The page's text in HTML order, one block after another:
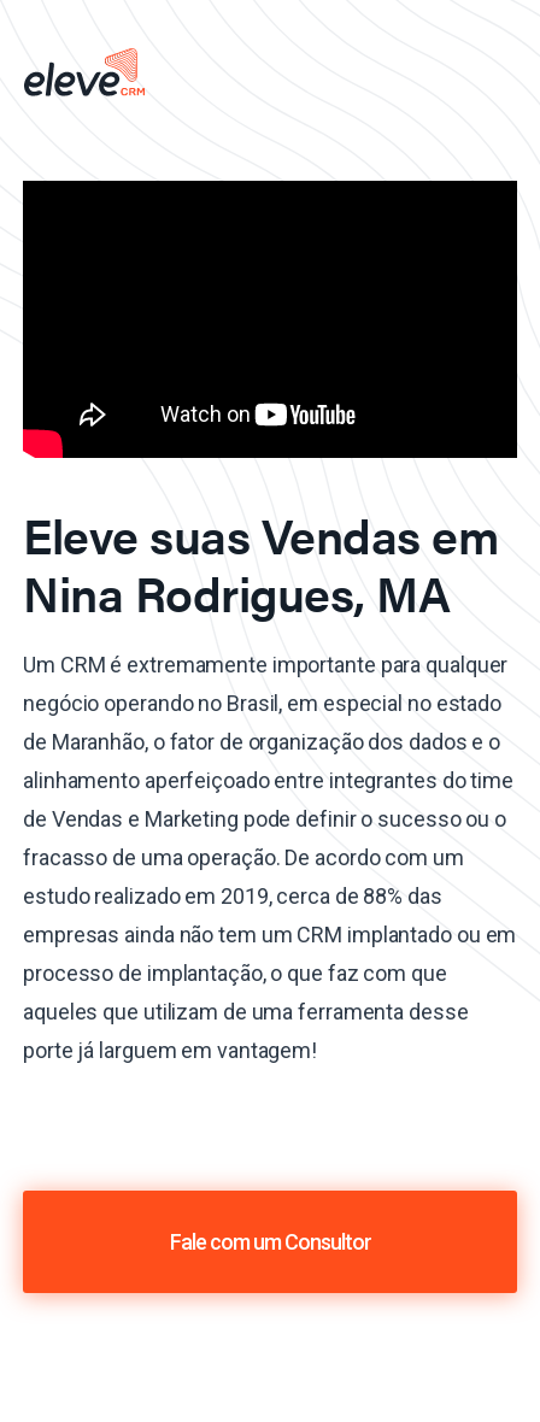
Eleve suas Vendas em
Nina Rodrigues, MA
Um CRM é extremamente importante para qualquer
negócio operando no Brasil, em especial no estado
de Maranhão, o fator de organização dos dados e o
alinhamento aperfeiçoado entre integrantes do time
de Vendas e Marketing pode definir o sucesso ou o
fracasso de uma operação. De acordo com um
estudo realizado em 2019, cerca de 88% das
empresas ainda não tem um CRM implantado ou em
processo de implantação, o que faz com que
aqueles que utilizam de uma ferramenta desse
porte já larguem em vantagem!
Fale com um Consultor